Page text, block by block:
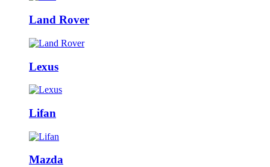
Land Rover
Lexus
Lifan
Mazda